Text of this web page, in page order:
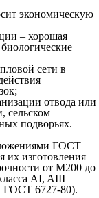
экономическую
– хорошая
сети в
отвода или
сельском
подворьях.
ГОСТ
их изготовления
от М200 до
AI, AIII
ГОСТ 6727-80).